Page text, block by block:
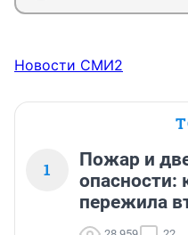
Новости СМИ2
1
Пожар и
опасности:
пережила